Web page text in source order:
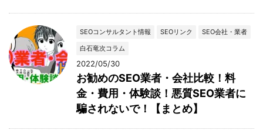
SEOコンサルタント情報 SEOリンク
SEO会社・業者
白石竜次コラム
2022/05/30
お勧めのSEO業者・会社比較！料
金・費用・体験談！悪質SEO業者に
騙されないで！【まとめ】